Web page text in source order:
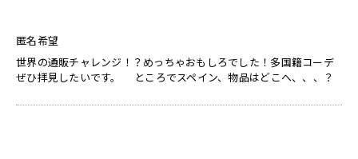
匿名希望
世界の通販チャレンジ！？めっちゃおもしろでした！多国籍コーデ
ぜひ拝見したいです。 ところでスペイン、物品はどこへ、、、？